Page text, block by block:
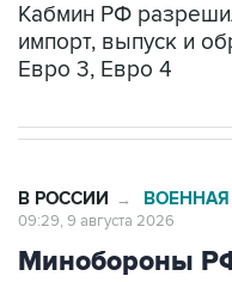
Кабмин РФ
импорт, выпуск и
Евро 3, Евро 4
В РОССИИ →
09:29, 9 августа 2026
Минобороны